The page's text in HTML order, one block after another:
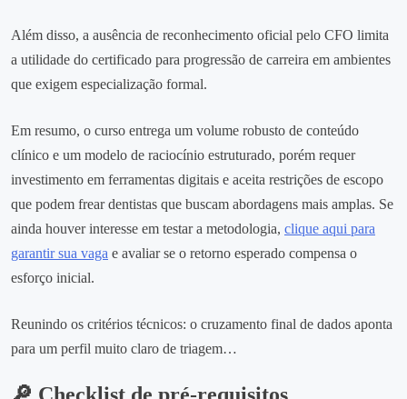
Além disso, a ausência de reconhecimento oficial pelo CFO limita
a utilidade do certificado para progressão de carreira em ambientes
que exigem especialização formal.
Em resumo, o curso entrega um volume robusto de conteúdo
clínico e um modelo de raciocínio estruturado, porém requer
investimento em ferramentas digitais e aceita restrições de escopo
que podem frear dentistas que buscam abordagens mais amplas. Se
ainda houver interesse em testar a metodologia, clique aqui para
garantir sua vaga e avaliar se o retorno esperado compensa o
esforço inicial.
Reunindo os critérios técnicos: o cruzamento final de dados aponta
para um perfil muito claro de triagem…